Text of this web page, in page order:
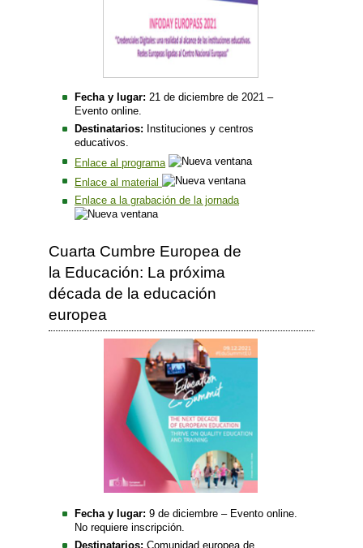
Fecha y lugar: 21 de diciembre de 2021 –
Evento online.
Destinatarios: Instituciones y centros
educativos.
Enlace al programa
Enlace al material
Enlace a la grabación de la jornada
Cuarta Cumbre Europea de
la Educación: La próxima
década de la educación
europea
Fecha y lugar: 9 de diciembre – Evento online.
No requiere inscripción.
Destinatarios: Comunidad europea de